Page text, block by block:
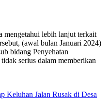
mengetahui lebih lanjut terkait
(awal bulan Januari 2024)
bidang Penyehatan
serius dalam memberikan
Keluhan Jalan Rusak di Desa